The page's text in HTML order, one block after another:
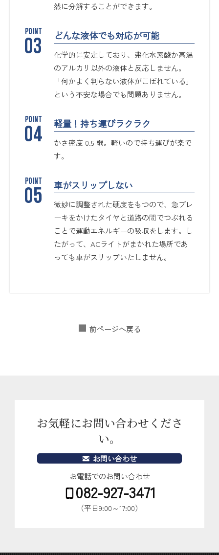
然に分解することができます。
どんな液体でも対応が可能
化学的に安定しており、弗化水素酸か高温
のアルカリ以外の液体と反応しません。
「何かよく判らない液体がこぼれている」
という不安な場合でも問題ありません。
軽量！持ち運びラクラク
かさ密度 0.5 弱。軽いので持ち運びが楽で
す。
車がスリップしない
微妙に調整された硬度をもつので、急ブレ
ーキをかけたタイヤと道路の間でつぶれる
ことで運動エネルギーの吸収をします。し
たがって、ACライトがまかれた場所であ
っても車がスリップいたしません。
前ページへ戻る
お気軽にお問い合わせくださ
い。
お問い合わせ
お電話でのお問い合わせ
082-927-3471
（平日9:00～17:00）